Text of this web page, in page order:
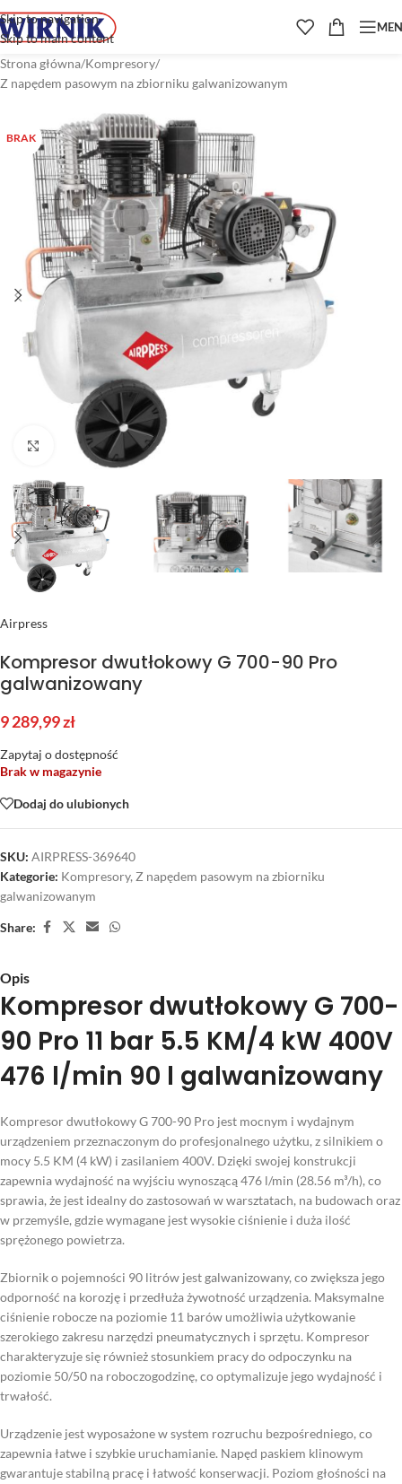
Skip to navigation
Skip to main content
Strona główna/Kompresory/
Z napędem pasowym na zbiorniku galwanizowanym
BRAK
Kliknij aby powiększyć
Airpress
Kompresor dwutłokowy G 700-90 Pro
galwanizowany
9 289,99zł
Zapytaj o dostępność
Brak w magazynie
Dodaj do ulubionych
SKU: AIRPRESS-369640
Kategorie: Kompresory, Z napędem pasowym na zbiorniku
galwanizowanym
Share:
Opis
Kompresor dwutłokowy G 700-
90 Pro 11 bar 5.5 KM/4 kW 400V
476 l/min 90 l galwanizowany
Kompresor dwutłokowy G 700-90 Pro jest mocnym i wydajnym
urządzeniem przeznaczonym do profesjonalnego użytku, z silnikiem o
mocy 5.5 KM (4 kW) i zasilaniem 400V. Dzięki swojej konstrukcji
zapewnia wydajność na wyjściu wynoszącą 476 l/min (28.56 m³/h), co
sprawia, że jest idealny do zastosowań w warsztatach, na budowach oraz
w przemyśle, gdzie wymagane jest wysokie ciśnienie i duża ilość
sprężonego powietrza.
Zbiornik o pojemności 90 litrów jest galwanizowany, co zwiększa jego
odporność na korozję i przedłuża żywotność urządzenia. Maksymalne
ciśnienie robocze na poziomie 11 barów umożliwia użytkowanie
szerokiego zakresu narzędzi pneumatycznych i sprzętu. Kompresor
charakteryzuje się również stosunkiem pracy do odpoczynku na
poziomie 50/50 na roboczogodzinę, co optymalizuje jego wydajność i
trwałość.
Urządzenie jest wyposażone w system rozruchu bezpośredniego, co
zapewnia łatwe i szybkie uruchamianie. Napęd paskiem klinowym
gwarantuje stabilną pracę i łatwość konserwacji. Poziom głośności na